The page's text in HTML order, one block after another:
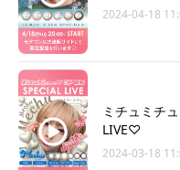
2024-04-18
ミチュミチ
LIVE♡
2024-03-18